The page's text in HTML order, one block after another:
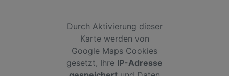
Durch Aktivierung dieser
Karte werden von
Google Maps Cookies
gesetzt, Ihre IP-Adresse